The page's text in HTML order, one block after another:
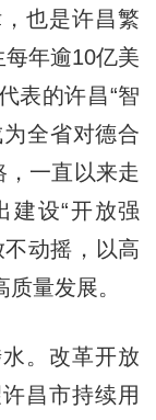
也是许昌繁
每年逾10亿美
表的许昌“智
全省对德合
一直以来走
建设“开放强
动摇，以高
量发展。
。改革开放
昌市持续用